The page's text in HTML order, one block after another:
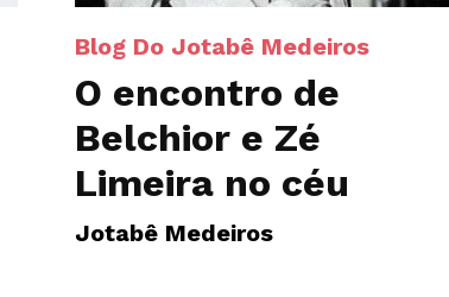
Blog Do Jotabê Medeiros
O encontro de
Belchior e Zé
Limeira no céu
Jotabê Medeiros